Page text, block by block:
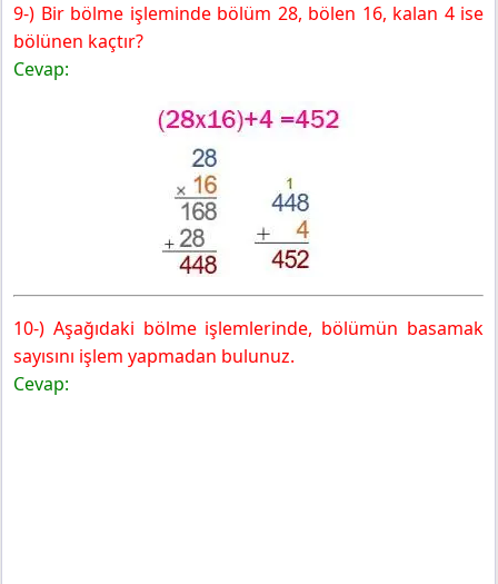
9-) Bir bölme işleminde bölüm 28, bölen 16, kalan 4 ise
bölünen kaçtır?
Cevap:
10-) Aşağıdaki bölme işlemlerinde, bölümün basamak
sayısını işlem yapmadan bulunuz.
Cevap: